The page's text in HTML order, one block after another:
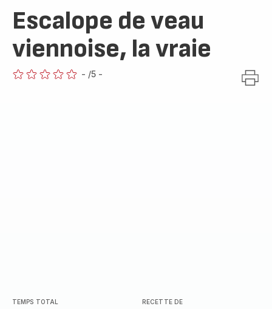
Escalope de veau
viennoise, la vraie
- /5 -
TEMPS TOTAL RECETTE DE